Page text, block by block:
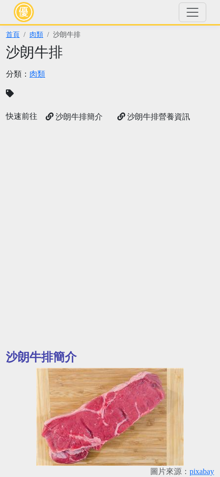
首頁 肉類 沙朗牛排
沙朗牛排
分類： 肉類
快速前往 沙朗牛排簡介 沙朗牛排營養資訊
沙朗牛排簡介
圖片來源： pixabay